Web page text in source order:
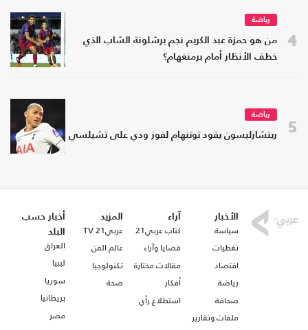
4
رياضة
من هو حمزة عبد الكريم نجم برشلونة الشاب الذي
خطف الأنظار أمام برمنغهام؟
5
رياضة
ريتشارليسون يقود توتنهام لفوز ودي على تشيلسي
الأخبار
سياسة
تغطيات
اقتصاد
رياضة
صحافة
ملفات وتقارير
آراء
كتاب عربي21
قضايا وآراء
مقالات مختارة
أفكار
استطلاع رأي
المزيد
عربي21 TV
عالم الفن
تكنولوجيا
صحة
أخبار حسب
البلد
العراق
ليبيا
سوريا
بريطانيا
مصر